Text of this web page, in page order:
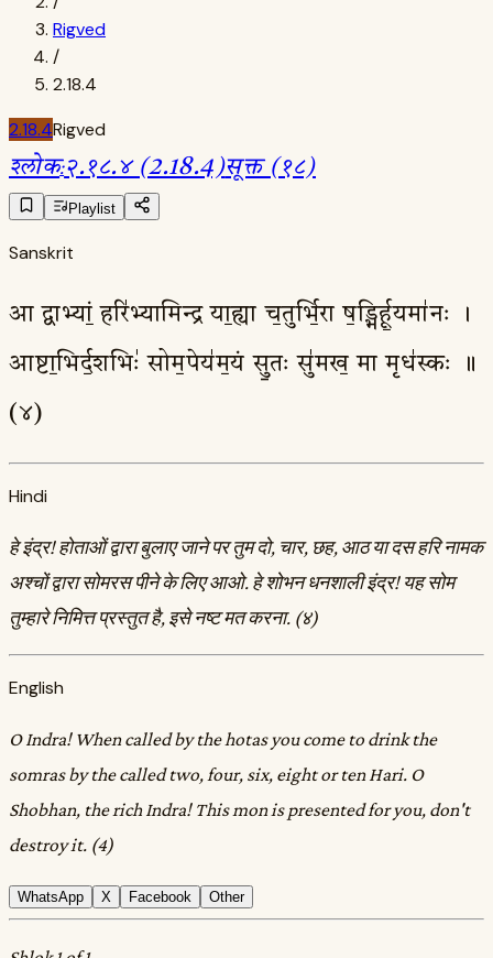
Rigved
/
2.18.4
2.18.4Rigved
श्लोक:२.१८.४ (2.18.4)सूक्त (१८)
Playlist
Sanskrit
आ द्वाभ्यां॒ हरि॑भ्यामिन्द्र या॒ह्या च॒तुर्भि॒रा ष॒ड्भिर्हू॒यमा॑नः ।
आष्टा॒भिर्द॒शभिः॑ सोम॒पेय॑म॒यं सु॒तः सु॑मख॒ मा मृध॑स्कः ॥
(४)
Hindi
हे इंद्र! होताओं द्वारा बुलाए जाने पर तुम दो, चार, छह, आठ या दस हरि नामक
अश्चों द्वारा सोमरस पीने के लिए आओ. हे शोभन धनशाली इंद्र! यह सोम
तुम्हारे निमित्त प्रस्तुत है, इसे नष्ट मत करना. (४)
English
O Indra! When called by the hotas you come to drink the
somras by the called two, four, six, eight or ten Hari. O
Shobhan, the rich Indra! This mon is presented for you, don't
destroy it. (4)
WhatsApp X Facebook Other